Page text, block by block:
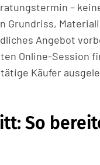
–
Angebot
Online-Session
Käufer
So